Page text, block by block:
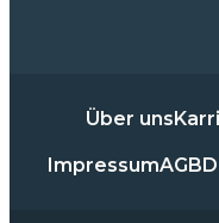
Über uns
ImpressumAGB